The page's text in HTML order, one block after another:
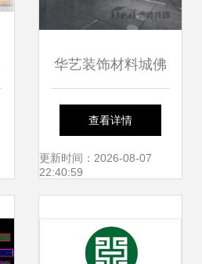
华艺装饰材料城佛
罗斯卫浴展厅 现代
美学与功能主义的
查看详情
更新时间：2026-08-07
22:40:59